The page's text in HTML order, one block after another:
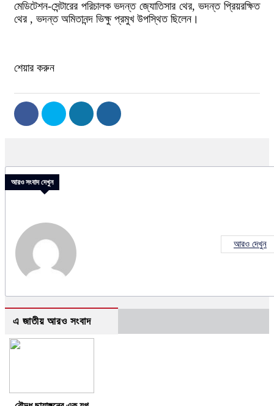
মেডিটেশন-সেন্টারের পরিচালক ভদন্ত জ্যোতিসার থের, ভদন্ত প্রিয়রক্ষিত
থের , ভদন্ত অমিতানন্দ ভিক্ষু প্রমুখ উপস্থিত ছিলেন।
শেয়ার করুন
আরও সংবাদ দেখুন
আরও দেখুন
এ জাতীয় আরও সংবাদ